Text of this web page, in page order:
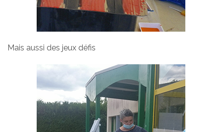
Mais aussi des jeux défis